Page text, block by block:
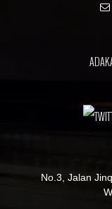
No.3, Jalan